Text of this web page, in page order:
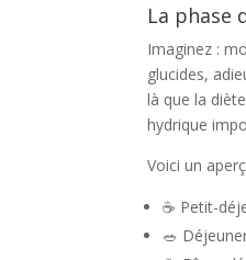
La phase
Imaginez :
glucides,
là que la
hydrique
Voici un
☕ Petit-
🥗